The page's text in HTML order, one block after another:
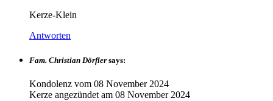
Kerze-Klein
Antworten
Fam. Christian Dörfler says:
Kondolenz vom 08 November 2024
Kerze angezündet am 08 November 2024